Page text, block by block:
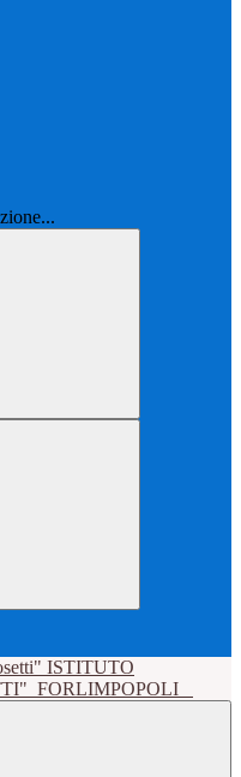
ISTITUTO
FORLIMPOPOLI